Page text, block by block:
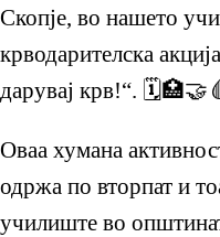
Скопје, во нашето
крводарителска
дарувај крв!“.
Оваа хумана
одржа по вторпат и
училиште во